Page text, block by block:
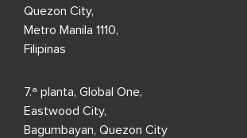
Quezon City,
Metro Manila 1110,
Filipinas
7.ª planta, Global One,
Eastwood City,
Bagumbayan, Quezon City